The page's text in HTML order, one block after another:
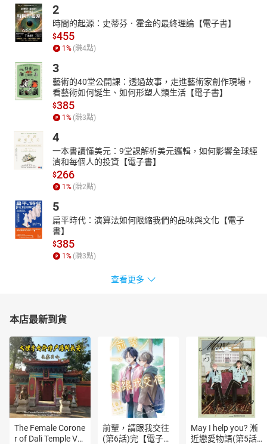
知道除了大眾款，還有哪些讓編輯們死忠熱愛的隱藏好物嗎？這次
〈絕不造假〉要請編輯們拿出私房款，用過一定愛上！
假日不攤著逛網拍要幹嘛！『不雷網店12選』台女子爆買系!小心點
進去就出不來！
只要癱在家就可以坐等時髦美衣送上門，不用出門就可以擁有美美
單品，實在是一件太舒心的事情！尤其如果碰上連假、颱風假、無
聊的時候、失戀的時候、錢太多沒地方撒的時候、心情不美麗的時
候，舉凡任何時刻，逛網拍都是讓人覺得身心愉悅的閒暇首選，除
了一不小心戶頭就會一掃而空這個副作用之外，網路購物療癒人心
的能力實在太強大！這次就來分享編輯部瘋狂爆買的『不雷網店12
選』、小心點進去就出不來！
2
時間的起源：史蒂芬．霍金的最終理論【電子書】
$455
1 % (賺4點)
3
藝術的40堂公開課：透過故事，走進藝術家創作現場，
看藝術如何誕生、如何形塑人類生活【電子書】
$385
1 % (賺3點)
4
一本書讀懂美元：9堂課解析美元邏輯，如何影響全球經
濟和每個人的投資【電子書】
$266
1 % (賺2點)
5
扁平時代：演算法如何限縮我們的品味與文化【電子
書】
$385
1 % (賺3點)
查看更多
本店最新到貨
The Female Corone
r of Dali Temple Vo
前輩，請跟我交往
(第6話)完【電子
May I help you? 漸
近戀愛物語(第5話)